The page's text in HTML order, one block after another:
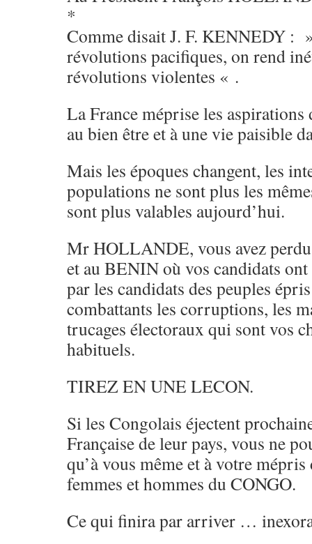
*
Comme disait J. F. KENNEDY :
révolutions pacifiques, on rend
révolutions violentes « .
La France méprise les
au bien être et à une vie paisible
Mais les époques changent, les
populations ne sont plus les
sont plus valables aujourd’hui.
Mr HOLLANDE, vous avez
et au BENIN où vos candidats
par les candidats des peuples
combattants les corruptions, les
trucages électoraux qui sont vos
habituels.
TIREZ EN UNE LECON.
Si les Congolais éjectent
Française de leur pays, vous ne
qu’à vous même et à votre
femmes et hommes du CONGO.
Ce qui finira par arriver …